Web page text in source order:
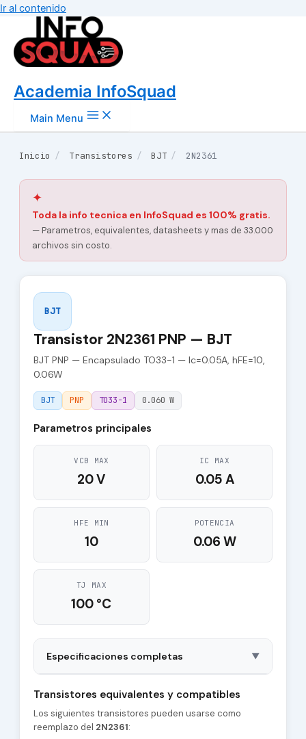
Ir al contenido
Academia InfoSquad
Main Menu
Inicio / Transistores / BJT / 2N2361
✦
Toda la info tecnica en InfoSquad es 100% gratis.
— Parametros, equivalentes, datasheets y mas de 33.000
archivos sin costo.
BJT
Transistor 2N2361 PNP — BJT
BJT PNP — Encapsulado TO33-1 — Ic=0.05A, hFE=10,
0.06W
BJT PNP TO33-1 0.060 W
Parametros principales
VCB MAX
20 V
IC MAX
0.05 A
HFE MIN
10
POTENCIA
0.06 W
TJ MAX
100 °C
Especificaciones completas ▼
Polarity PNP
Transistores equivalentes y compatibles
Los siguientes transistores pueden usarse como
reemplazo del 2N2361: